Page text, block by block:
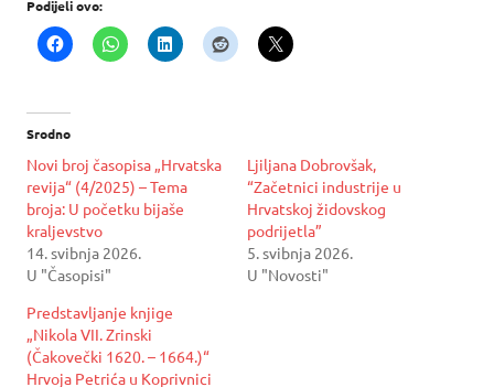
Podijeli ovo:
Srodno
Novi broj časopisa „Hrvatska
revija“ (4/2025) – Tema
broja: U početku bijaše
kraljevstvo
14. svibnja 2026.
U "Časopisi"
Ljiljana Dobrovšak,
“Začetnici industrije u
Hrvatskoj židovskog
podrijetla”
5. svibnja 2026.
U "Novosti"
Predstavljanje knjige
„Nikola VII. Zrinski
(Čakovečki 1620. – 1664.)“
Hrvoja Petrića u Koprivnici